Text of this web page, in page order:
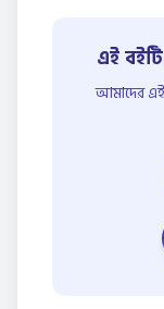
এই
আমাদের এই